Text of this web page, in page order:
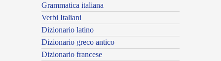
Grammatica italiana
Verbi Italiani
Dizionario latino
Dizionario greco antico
Dizionario francese